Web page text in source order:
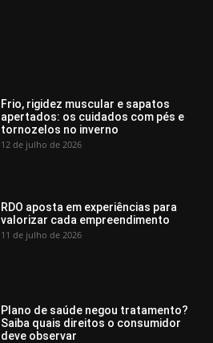
Frio, rigidez muscular e sapatos
apertados: os cuidados com pés e
tornozelos no inverno
12 de julho de 2026
RDO aposta em experiências para
valorizar cada empreendimento
11 de julho de 2026
Plano de saúde negou tratamento?
Saiba quais direitos o consumidor
deve observar